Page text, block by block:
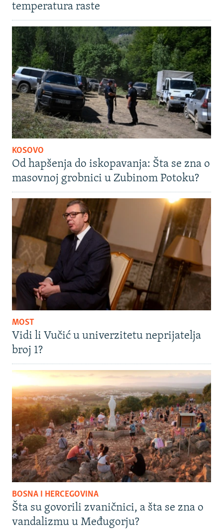
temperatura raste
KOSOVO
Od hapšenja do iskopavanja: Šta se zna o
masovnoj grobnici u Zubinom Potoku?
MOST
Vidi li Vučić u univerzitetu neprijatelja
broj 1?
BOSNA I HERCEGOVINA
Šta su govorili zvaničnici, a šta se zna o
vandalizmu u Međugorju?